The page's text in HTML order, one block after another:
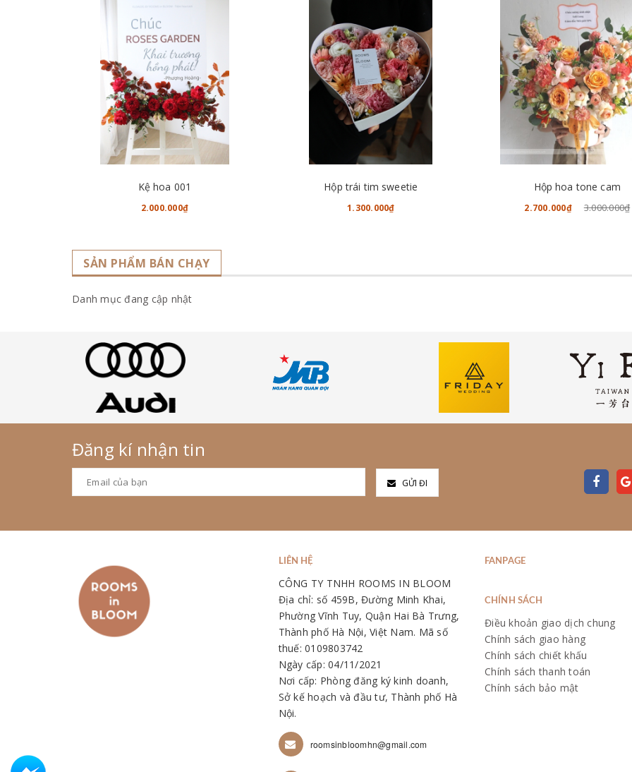
Kệ hoa 001
2.000.000₫
Hộp trái tim sweetie
1.300.000₫
Hộp hoa tone cam
2.700.000₫ 3.000.000₫
SẢN PHẨM BÁN CHẠY
Danh mục đang cập nhật
Đăng kí nhận tin
GỬI ĐI
LIÊN HỆ
CÔNG TY TNHH ROOMS IN BLOOM
Địa chỉ: số 459B, Đường Minh Khai,
Phường Vĩnh Tuy, Quận Hai Bà Trưng,
Thành phố Hà Nội, Việt Nam. Mã số
thuế: 0109803742
Ngày cấp: 04/11/2021
Nơi cấp: Phòng đăng ký kinh doanh,
Sở kế hoạch và đầu tư, Thành phố Hà
Nội.
roomsinbloomhn@gmail.com
FANPAGE
CHÍNH SÁCH
Điều khoản giao dịch chung
Chính sách giao hàng
Chính sách chiết khấu
Chính sách thanh toán
Chính sách bảo mật